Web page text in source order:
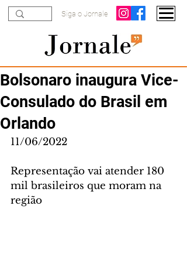
Siga o Jornale
Bolsonaro inaugura Vice-
Consulado do Brasil em
Orlando
11/06/2022
Representação vai atender 180
mil brasileiros que moram na
região